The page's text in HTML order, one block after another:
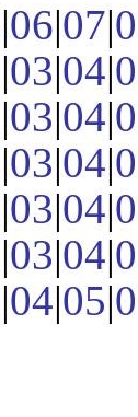
|06|07|
|03|04|
|03|04|
|03|04|
|03|04|
|03|04|
|04|05|